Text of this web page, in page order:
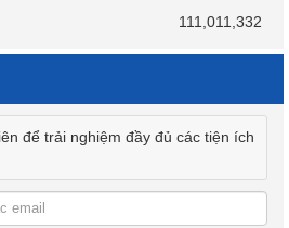
111,011,332
để trải nghiệm đầy đủ các tiện ích